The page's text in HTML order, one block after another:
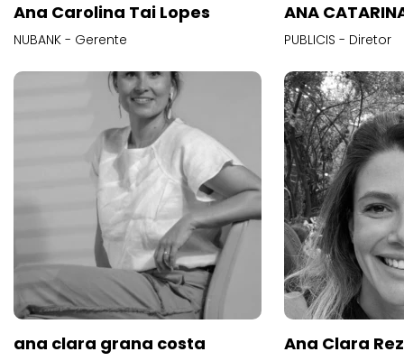
Ana Carolina Tai Lopes
NUBANK - Gerente
ANA
PUBLICIS - Diretor
ana clara grana costa Ana Clara